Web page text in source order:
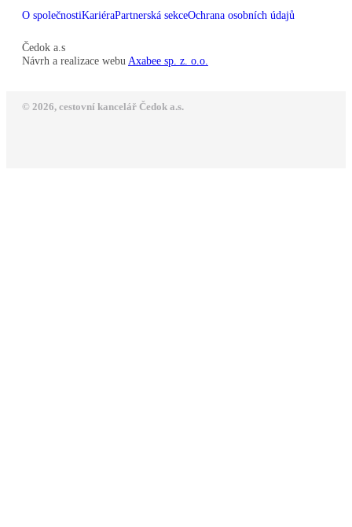
O společnostiKariéraPartnerská sekceOchrana osobních údajů
Čedok a.s
Návrh a realizace webu Axabee sp. z. o.o.
© 2026, cestovní kancelář Čedok a.s.